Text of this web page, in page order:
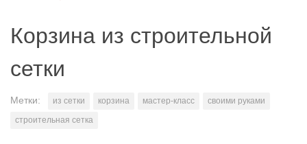
Корзина из строительной
сетки
Метки: из сетки корзина мастер-класс
своими руками
строительная сетка